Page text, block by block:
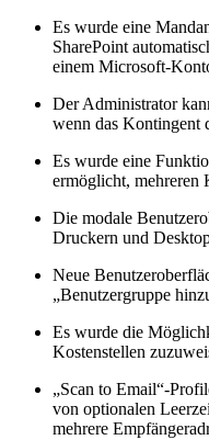
Es wurde eine
SharePoint
einem Microsoft-
Der Administrator
wenn das Kontingent
Es wurde eine
ermöglicht, mehreren
Die modale
Druckern und
Neue
„Benutzergruppe
Es wurde die
Kostenstellen
„Scan to Email“-
von optionalen
mehrere